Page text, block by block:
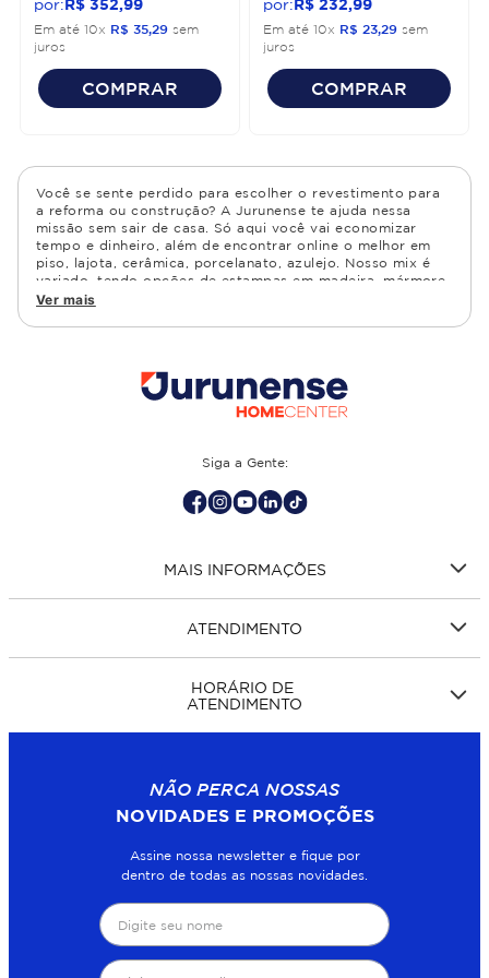
R$ 352 99
Em até 10x R$ 35 29 sem
juros
COMPRAR
R$ 232 99
Em até 10x R$ 23 29 sem
juros
COMPRAR
Você se sente perdido para escolher o revestimento para
a reforma ou construção? A Jurunense te ajuda nessa
missão sem sair de casa. Só aqui você vai economizar
tempo e dinheiro, além de encontrar online o melhor em
piso, lajota, cerâmica, porcelanato, azulejo. Nosso mix é
variado, tendo opções de estampas em madeira, mármore,
granito, cimento, geométrico, e muito mais Confira as
cozinha, quarto, sala de estar.
Ver mais
Siga a Gente:
MAIS INFORMAÇÕES
ATENDIMENTO
HORÁRIO DE
ATENDIMENTO
NÃO PERCA NOSSAS
NOVIDADES E PROMOÇÕES
Assine nossa newsletter e fique por
dentro de todas as nossas novidades.